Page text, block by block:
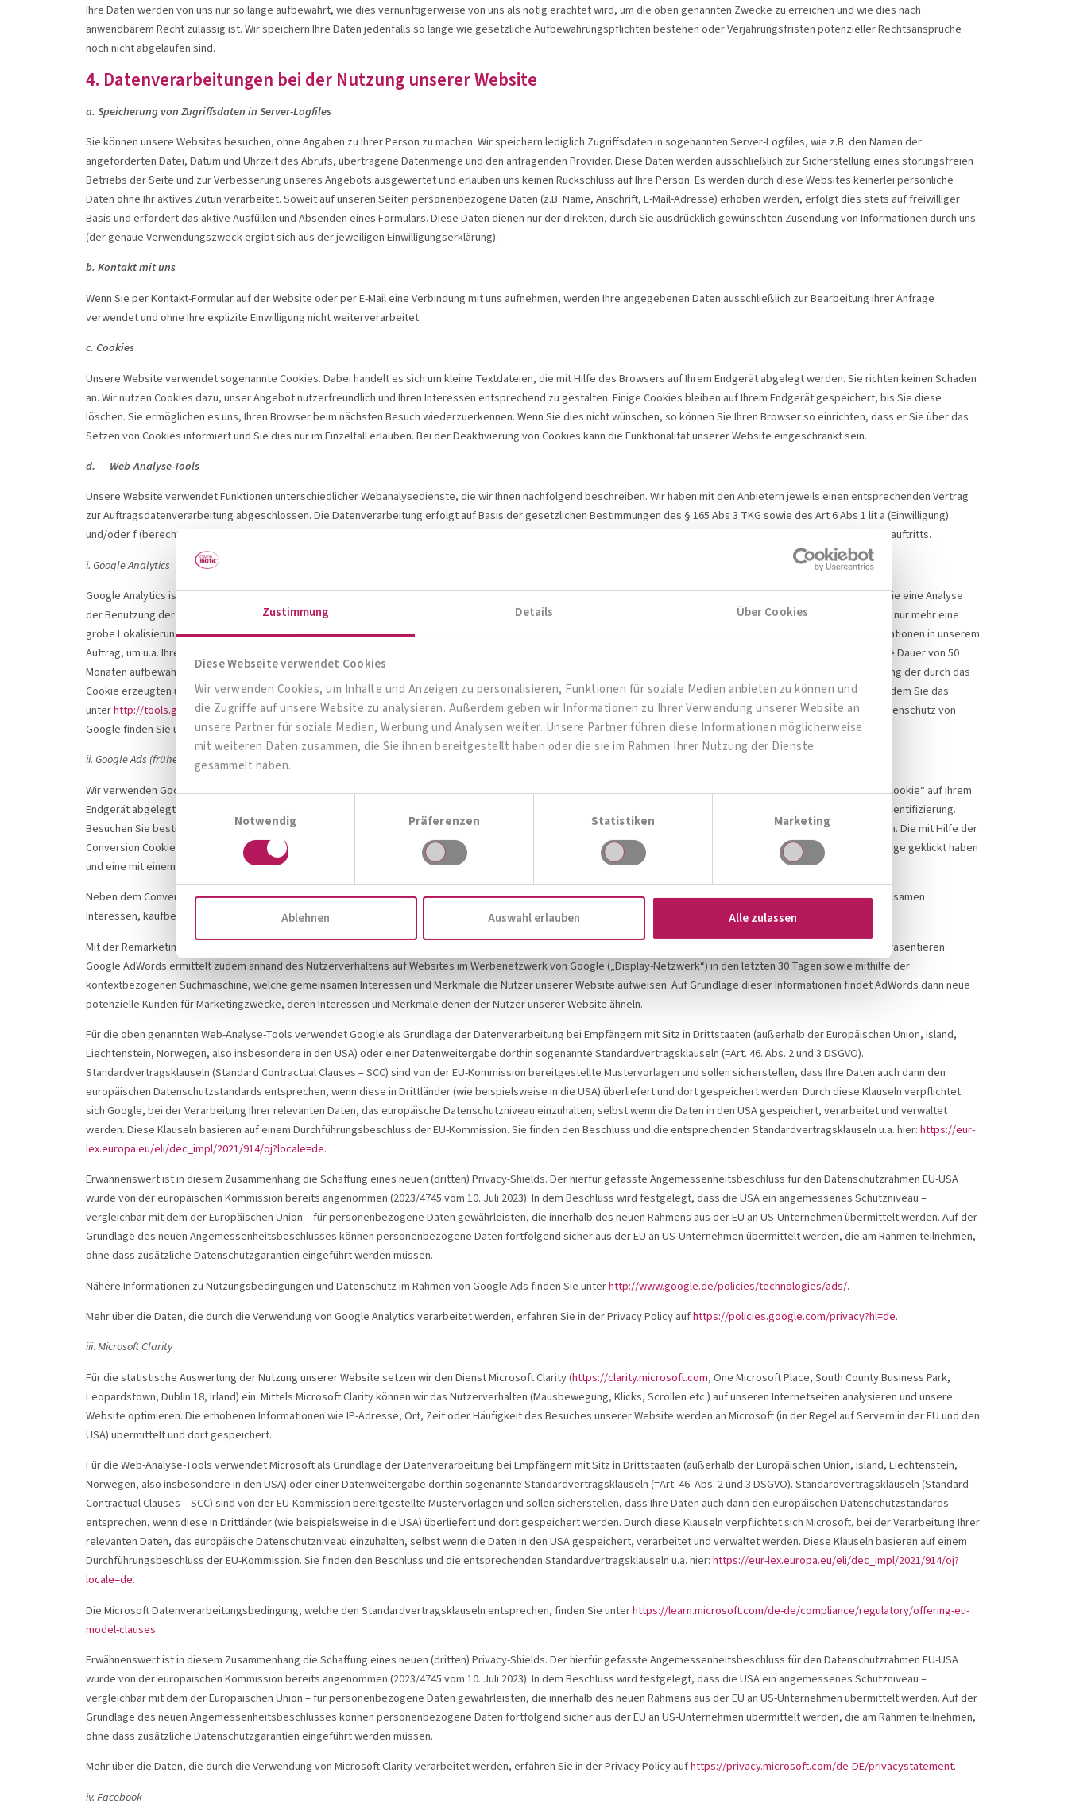
Zustimmung Details Über Cookies
Diese Webseite verwendet Cookies
Wir verwenden Cookies, um Inhalte und Anzeigen zu personalisieren, Funktionen für soziale Medien anbieten zu können und
die Zugriffe auf unsere Website zu analysieren. Außerdem geben wir Informationen zu Ihrer Verwendung unserer Website an
unsere Partner für soziale Medien, Werbung und Analysen weiter. Unsere Partner führen diese Informationen möglicherweise
mit weiteren Daten zusammen, die Sie ihnen bereitgestellt haben oder die sie im Rahmen Ihrer Nutzung der Dienste
gesammelt haben.
Notwendig
Präferenzen Statistiken Marketing
Ablehnen Auswahl erlauben Alle zulassen
Ihre Daten werden von uns nur so lange aufbewahrt, wie dies vernünftigerweise von uns als nötig erachtet wird, um die oben genannten Zwecke zu erreichen und wie dies nach
anwendbarem Recht zulässig ist. Wir speichern Ihre Daten jedenfalls so lange wie gesetzliche Aufbewahrungspflichten bestehen oder Verjährungsfristen potenzieller Rechtsansprüche
noch nicht abgelaufen sind.
4. Datenverarbeitungen bei der Nutzung unserer Website
a. Speicherung von Zugriffsdaten in Server-Logfiles
Sie können unsere Websites besuchen, ohne Angaben zu Ihrer Person zu machen. Wir speichern lediglich Zugriffsdaten in sogenannten Server-Logfiles, wie z.B. den Namen der
angeforderten Datei, Datum und Uhrzeit des Abrufs, übertragene Datenmenge und den anfragenden Provider. Diese Daten werden ausschließlich zur Sicherstellung eines störungsfreien
Betriebs der Seite und zur Verbesserung unseres Angebots ausgewertet und erlauben uns keinen Rückschluss auf Ihre Person. Es werden durch diese Websites keinerlei persönliche
Daten ohne Ihr aktives Zutun verarbeitet. Soweit auf unseren Seiten personenbezogene Daten (z.B. Name, Anschrift, E-Mail-Adresse) erhoben werden, erfolgt dies stets auf freiwilliger
Basis und erfordert das aktive Ausfüllen und Absenden eines Formulars. Diese Daten dienen nur der direkten, durch Sie ausdrücklich gewünschten Zusendung von Informationen durch uns
(der genaue Verwendungszweck ergibt sich aus der jeweiligen Einwilligungserklärung).
b. Kontakt mit uns
Wenn Sie per Kontakt-Formular auf der Website oder per E-Mail eine Verbindung mit uns aufnehmen, werden Ihre angegebenen Daten ausschließlich zur Bearbeitung Ihrer Anfrage
verwendet und ohne Ihre explizite Einwilligung nicht weiterverarbeitet.
c. Cookies
Unsere Website verwendet sogenannte Cookies. Dabei handelt es sich um kleine Textdateien, die mit Hilfe des Browsers auf Ihrem Endgerät abgelegt werden. Sie richten keinen Schaden
an. Wir nutzen Cookies dazu, unser Angebot nutzerfreundlich und Ihren Interessen entsprechend zu gestalten. Einige Cookies bleiben auf Ihrem Endgerät gespeichert, bis Sie diese
löschen. Sie ermöglichen es uns, Ihren Browser beim nächsten Besuch wiederzuerkennen. Wenn Sie dies nicht wünschen, so können Sie Ihren Browser so einrichten, dass er Sie über das
Setzen von Cookies informiert und Sie dies nur im Einzelfall erlauben. Bei der Deaktivierung von Cookies kann die Funktionalität unserer Website eingeschränkt sein.
d. Web-Analyse-Tools
Unsere Website verwendet Funktionen unterschiedlicher Webanalysedienste, die wir Ihnen nachfolgend beschreiben. Wir haben mit den Anbietern jeweils einen entsprechenden Vertrag
zur Auftragsdatenverarbeitung abgeschlossen. Die Datenverarbeitung erfolgt auf Basis der gesetzlichen Bestimmungen des § 165 Abs 3 TKG sowie des Art 6 Abs 1 lit a (Einwilligung)
und/oder f (berechtigtes Interesse) der DSGVO. Unser Anliegen im Sinne der DSGVO (berechtigtes Interesse) ist die Verbesserung unseres Angebotes und unseres Webauftritts.
i. Google Analytics
Google Analytics ist ein Webanalysedienst der Google Inc., 1600 Amphitheatre Parkway, Mountain View, CA 94043, USA („Google“). Google Analytics verwendet Cookies, die eine Analyse
der Benutzung der Website durch ihre Benutzer ermöglicht. Ihre IP-Adresse wird erfasst, aber umgehend (durch Löschung der letzten 8 Bit) pseudonymisiert. Dadurch ist nur mehr eine
grobe Lokalisierung möglich. Die dadurch erzeugten Informationen werden auf den Server des Anbieters übertragen und dort gespeichert. Google benutzt diese Informationen in unserem
Auftrag, um u.a. Ihre Nutzung unserer Websites auszuwerten und um Reports über die Websiteaktivitäten zusammenzustellen. Die Nutzerdaten bei Google werden für die Dauer von 50
Monaten aufbewahrt.
Sie können dies verhindern, indem Sie Ihren Browser so einrichten, dass keine Cookies gespeichert werden. Darüber hinaus können Sie die Erfassung der durch das
Cookie erzeugten und auf Ihre Nutzung der Website bezogenen Daten (inkl. Ihrer IP-Adresse) an Google sowie die Verarbeitung dieser Daten durch Google verhindern, indem Sie das
unterhttp://tools.google.com/dlpage/gaoptout?hl=deverfügbare Browser-Plugin herunterladen und installieren. Nähere Informationen zu Nutzungsbedingungen und Datenschutz von
Google finden Sie unterhttp://www.google.com/analytics/terms/de.htmlbzw. unterhttps://www.google.de/intl/de/policies/.
ii. Google Ads (früher AdWords) und Google Ads Conversion Tracking
Wir verwenden Google Ads, einen Analysedienst von Google, und im Rahmen dessen das Conversion Tracking. Dabei wird von Google Ads ein sogenannter „Conversion Cookie“ auf Ihrem
Endgerät abgelegt, wenn Sie auf eine von Google geschaltete Anzeige klicken. Diese Cookies verlieren ihre Gültigkeit nach 30 Tagen und dienen nicht der persönlichen Identifizierung.
Besuchen Sie bestimmte Seiten auf unserer Website können Google und wir erkennen, dass Sie auf die Anzeige geklickt haben und zu dieser Seite weitergeleitet wurden. Die mit Hilfe der
Conversion Cookies erlangten Informationen dienen der Erstellung von Statistiken, durch die wir die Gesamtanzahl von Nutzern, die auf die von Google geschaltete Anzeige geklickt haben
und eine mit einem Conversion-Tracking-Tag versehenen Seite aufgerufen haben, erfahren.
Neben dem Conversion Tracking verwenden wir auch die Funktionen Remarketing, Zielgruppen mit gemeinsamen Interessen, benutzerdefinierte Zielgruppen mit gemeinsamen
Interessen, kaufbereite Zielgruppen, ähnliche Zielgruppen, sowie demografische und geografische Ausrichtung.
Mit der Remarketing-Funktion von Google erreichen wir Nutzer, die unsere Website bereits besucht haben und können unsere Werbung Ihren Interessen entsprechend präsentieren.
Google AdWords ermittelt zudem anhand des Nutzerverhaltens auf Websites im Werbenetzwerk von Google („Display-Netzwerk“) in den letzten 30 Tagen sowie mithilfe der
kontextbezogenen Suchmaschine, welche gemeinsamen Interessen und Merkmale die Nutzer unserer Website aufweisen. Auf Grundlage dieser Informationen findet AdWords dann neue
potenzielle Kunden für Marketingzwecke, deren Interessen und Merkmale denen der Nutzer unserer Website ähneln.
Für die oben genannten Web-Analyse-Tools verwendet Google als Grundlage der Datenverarbeitung bei Empfängern mit Sitz in Drittstaaten (außerhalb der Europäischen Union, Island,
Liechtenstein, Norwegen, also insbesondere in den USA) oder einer Datenweitergabe dorthin sogenannte Standardvertragsklauseln (=Art. 46. Abs. 2 und 3 DSGVO).
Standardvertragsklauseln (Standard Contractual Clauses – SCC) sind von der EU-Kommission bereitgestellte Mustervorlagen und sollen sicherstellen, dass Ihre Daten auch dann den
europäischen Datenschutzstandards entsprechen, wenn diese in Drittländer (wie beispielsweise in die USA) überliefert und dort gespeichert werden. Durch diese Klauseln verpflichtet
sich Google, bei der Verarbeitung Ihrer relevanten Daten, das europäische Datenschutzniveau einzuhalten, selbst wenn die Daten in den USA gespeichert, verarbeitet und verwaltet
werden. Diese Klauseln basieren auf einem Durchführungsbeschluss der EU-Kommission. Sie finden den Beschluss und die entsprechenden Standardvertragsklauseln u.a. hier:https://eur-
lex.europa.eu/eli/dec_impl/2021/914/oj?locale=de.
Erwähnenswert ist in diesem Zusammenhang die Schaffung eines neuen (dritten) Privacy-Shields. Der hierfür gefasste Angemessenheitsbeschluss für den Datenschutzrahmen EU-USA
wurde von der europäischen Kommission bereits angenommen (2023/4745 vom 10. Juli 2023). In dem Beschluss wird festgelegt, dass die USA ein angemessenes Schutzniveau –
vergleichbar mit dem der Europäischen Union – für personenbezogene Daten gewährleisten, die innerhalb des neuen Rahmens aus der EU an US-Unternehmen übermittelt werden. Auf der
Grundlage des neuen Angemessenheitsbeschlusses können personenbezogene Daten fortfolgend sicher aus der EU an US-Unternehmen übermittelt werden, die am Rahmen teilnehmen,
ohne dass zusätzliche Datenschutzgarantien eingeführt werden müssen.
Nähere Informationen zu Nutzungsbedingungen und Datenschutz im Rahmen von Google Ads finden Sie unterhttp://www.google.de/policies/technologies/ads/.
Mehr über die Daten, die durch die Verwendung von Google Analytics verarbeitet werden, erfahren Sie in der Privacy Policy aufhttps://policies.google.com/privacy?hl=de.
iii.Microsoft Clarity
Für die statistische Auswertung der Nutzung unserer Website setzen wir den Dienst Microsoft Clarity (https://clarity.microsoft.com, One Microsoft Place, South County Business Park,
Leopardstown, Dublin 18, Irland) ein. Mittels Microsoft Clarity können wir das Nutzerverhalten (Mausbewegung, Klicks, Scrollen etc.) auf unseren Internetseiten analysieren und unsere
Website optimieren. Die erhobenen Informationen wie IP-Adresse, Ort, Zeit oder Häufigkeit des Besuches unserer Website werden an Microsoft (in der Regel auf Servern in der EU und den
USA) übermittelt und dort gespeichert.
Für die Web-Analyse-Tools verwendet Microsoft als Grundlage der Datenverarbeitung bei Empfängern mit Sitz in Drittstaaten (außerhalb der Europäischen Union, Island, Liechtenstein,
Norwegen, also insbesondere in den USA) oder einer Datenweitergabe dorthin sogenannte Standardvertragsklauseln (=Art. 46. Abs. 2 und 3 DSGVO). Standardvertragsklauseln (Standard
Contractual Clauses – SCC) sind von der EU-Kommission bereitgestellte Mustervorlagen und sollen sicherstellen, dass Ihre Daten auch dann den europäischen Datenschutzstandards
entsprechen, wenn diese in Drittländer (wie beispielsweise in die USA) überliefert und dort gespeichert werden. Durch diese Klauseln verpflichtet sich Microsoft, bei der Verarbeitung Ihrer
relevanten Daten, das europäische Datenschutzniveau einzuhalten, selbst wenn die Daten in den USA gespeichert, verarbeitet und verwaltet werden. Diese Klauseln basieren auf einem
Durchführungsbeschluss der EU-Kommission. Sie finden den Beschluss und die entsprechenden Standardvertragsklauseln u.a. hier:https://eur-lex.europa.eu/eli/dec_impl/2021/914/oj?
locale=de.
Die Microsoft Datenverarbeitungsbedingung, welche den Standardvertragsklauseln entsprechen, finden Sie unterhttps://learn.microsoft.com/de-de/compliance/regulatory/offering-eu-
model-clauses.
Erwähnenswert ist in diesem Zusammenhang die Schaffung eines neuen (dritten) Privacy-Shields. Der hierfür gefasste Angemessenheitsbeschluss für den Datenschutzrahmen EU-USA
wurde von der europäischen Kommission bereits angenommen (2023/4745 vom 10. Juli 2023). In dem Beschluss wird festgelegt, dass die USA ein angemessenes Schutzniveau –
vergleichbar mit dem der Europäischen Union – für personenbezogene Daten gewährleisten, die innerhalb des neuen Rahmens aus der EU an US-Unternehmen übermittelt werden. Auf der
Grundlage des neuen Angemessenheitsbeschlusses können personenbezogene Daten fortfolgend sicher aus der EU an US-Unternehmen übermittelt werden, die am Rahmen teilnehmen,
ohne dass zusätzliche Datenschutzgarantien eingeführt werden müssen.
Mehr über die Daten, die durch die Verwendung von Microsoft Clarity verarbeitet werden, erfahren Sie in der Privacy Policy aufhttps://privacy.microsoft.com/de-DE/privacystatement.
iv. Facebook